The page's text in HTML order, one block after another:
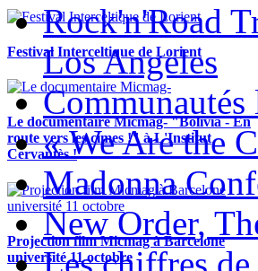
Festival Interceltique de Lorient
Le documentaire Micmag- "Bolivia - En
route vers les cimes !" à L'Institut
Cervantès !
Projection film Micmag à Barcelone
université 11 octobre
Rock'n'Road
Los Angeles
Communautés
« We Are the
Madonna
New Order,
Les chiffres